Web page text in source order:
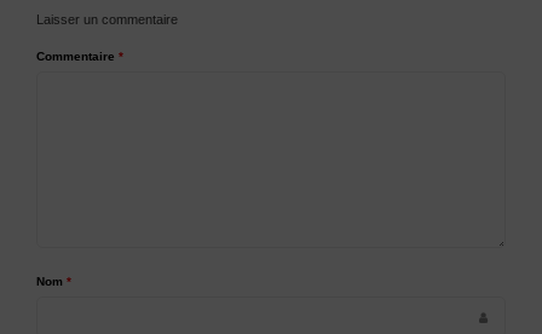
Laisser un commentaire
Commentaire *
Nom *